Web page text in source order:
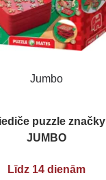
Jumbo
puzzle značky
JUMBO
Līdz 14 dienām